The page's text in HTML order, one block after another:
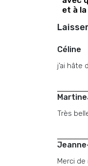
et à
Céline
j’ai hâte
Très
Merci